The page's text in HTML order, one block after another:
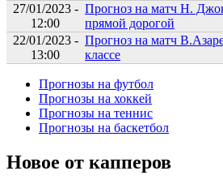
27/01/2023 -
12:00
Прогноз на матч Н.
прямой дорогой
22/01/2023 -
13:00
Прогноз на матч
классе
Прогнозы на футбол
Прогнозы на хоккей
Прогнозы на теннис
Прогнозы на баскетбол
Новое от капперов